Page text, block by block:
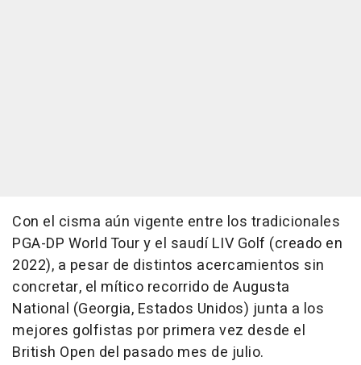
Con el cisma aún vigente entre los tradicionales
PGA-DP World Tour y el saudí LIV Golf (creado en
2022), a pesar de distintos acercamientos sin
concretar, el mítico recorrido de Augusta
National (Georgia, Estados Unidos) junta a los
mejores golfistas por primera vez desde el
British Open del pasado mes de julio.